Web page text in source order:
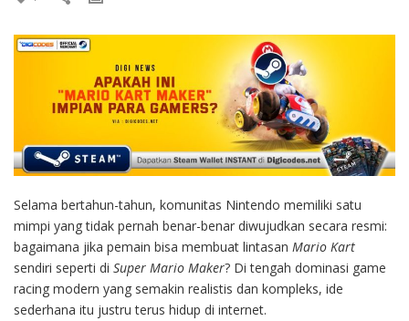
Selama bertahun-tahun, komunitas Nintendo memiliki satu
mimpi yang tidak pernah benar-benar diwujudkan secara resmi:
bagaimana jika pemain bisa membuat lintasan Mario Kart
sendiri seperti di Super Mario Maker? Di tengah dominasi game
racing modern yang semakin realistis dan kompleks, ide
sederhana itu justru terus hidup di internet.